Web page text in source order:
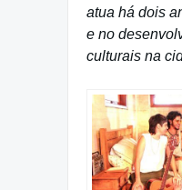
atua há dois
e no
culturais na